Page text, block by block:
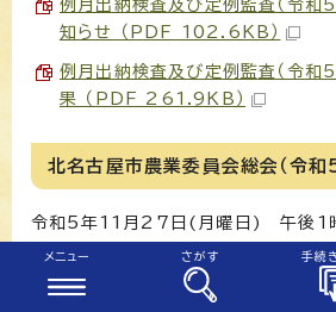
例月出納検査及び定例監査（令
知らせ （PDF 102.6KB）
例月出納検査及び定例監査（令
果 （PDF 261.9KB）
北名古屋市農業委員会総会（令
令和5年11月27日(月曜日) 午後1
北名古屋市農業委員会総会（令
知らせ （PDF 100.8KB）
メニュー さがす 手続